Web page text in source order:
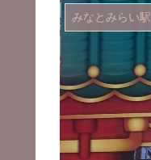
みなとみらい駅